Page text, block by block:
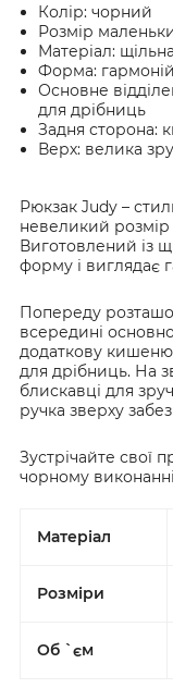
Колір: чорний
Розмір
Матеріал:
Форма:
Основне
для дрібниць
Задня сторона:
Верх: велика
Рюкзак Judy –
невеликий розмір
Виготовлений із
форму і виглядає
Попереду
всередині
додаткову
для дрібниць. На
блискавці для
ручка зверху
Зустрічайте свої
чорному
Матеріал
Розміри
Об `єм